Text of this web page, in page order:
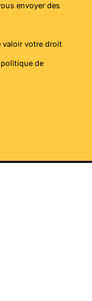
envoyer des
valoir votre droit
politique de